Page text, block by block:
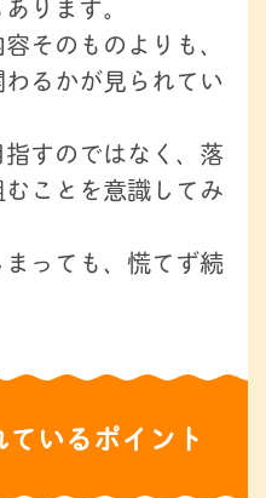
そのものよりも、
るかが見られてい
すのではなく、落
ことを意識してみ
っても、慌てず続
いるポイント